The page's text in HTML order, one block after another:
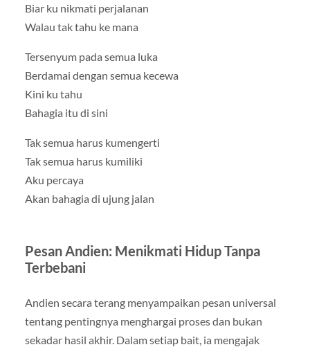
Biar ku nikmati perjalanan
Walau tak tahu ke mana
Tersenyum pada semua luka
Berdamai dengan semua kecewa
Kini ku tahu
Bahagia itu di sini
Tak semua harus kumengerti
Tak semua harus kumiliki
Aku percaya
Akan bahagia di ujung jalan
Pesan Andien: Menikmati Hidup Tanpa
Terbebani
Andien secara terang menyampaikan pesan universal
tentang pentingnya menghargai proses dan bukan
sekadar hasil akhir. Dalam setiap bait, ia mengajak